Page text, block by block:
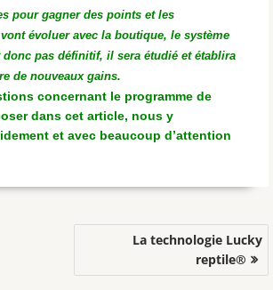
pour gagner des points et les
évoluer avec la boutique, le système
donc pas définitif, il sera étudié et établira
de nouveaux gains.
concernant le programme de
dans cet article, nous y
et avec beaucoup d’attention
La technologie Lucky
reptile®